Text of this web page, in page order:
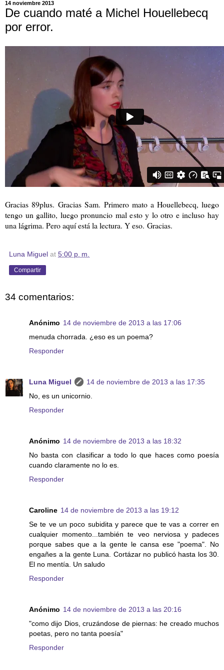
14 noviembre 2013
De cuando maté a Michel Houellebecq
por error.
Gracias 89plus. Gracias Sam. Primero mato a Houellebecq, luego
tengo un gallito, luego pronuncio mal esto y lo otro e incluso hay
una lágrima. Pero aquí está la lectura. Y eso. Gracias.
Luna Miguel at 5:00 p. m.
Compartir
34 comentarios:
Anónimo 14 de noviembre de 2013 a las 17:06
menuda chorrada. ¿eso es un poema?
Responder
Luna Miguel
14 de noviembre de 2013 a las 17:35
No, es un unicornio.
Responder
Anónimo 14 de noviembre de 2013 a las 18:32
No basta con clasificar a todo lo que haces como poesía
cuando claramente no lo es.
Responder
Caroline 14 de noviembre de 2013 a las 19:12
Se te ve un poco subidita y parece que te vas a correr en
cualquier momento...también te veo nerviosa y padeces
porque sabes que a la gente le cansa ese "poema". No
engañes a la gente Luna. Cortázar no publicó hasta los 30.
El no mentía. Un saludo
Responder
Anónimo 14 de noviembre de 2013 a las 20:16
"como dijo Dios, cruzándose de piernas: he creado muchos
poetas, pero no tanta poesía"
Responder